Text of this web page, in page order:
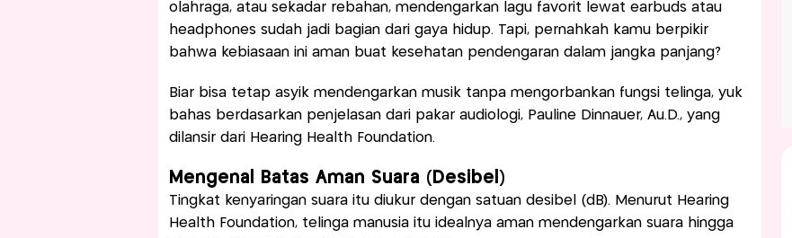
olahraga, atau sekadar rebahan, mendengarkan lagu favorit lewat earbuds atau
headphones sudah jadi bagian dari gaya hidup. Tapi, pernahkah kamu berpikir
bahwa kebiasaan ini aman buat kesehatan pendengaran dalam jangka panjang?
Biar bisa tetap asyik mendengarkan musik tanpa mengorbankan fungsi telinga, yuk
bahas berdasarkan penjelasan dari pakar audiologi, Pauline Dinnauer, Au.D., yang
dilansir dari Hearing Health Foundation.
Mengenal Batas Aman Suara (Desibel)
Tingkat kenyaringan suara itu diukur dengan satuan desibel (dB). Menurut Hearing
Health Foundation, telinga manusia itu idealnya aman mendengarkan suara hingga